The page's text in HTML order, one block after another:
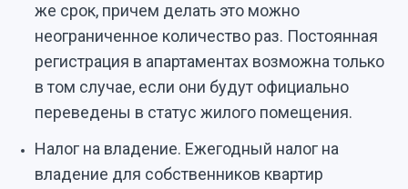
же срок, причем делать это можно
неограниченное количество раз. Постоянная
регистрация в апартаментах возможна только
в том случае, если они будут официально
переведены в статус жилого помещения.
Налог на владение. Ежегодный налог на
владение для собственников квартир